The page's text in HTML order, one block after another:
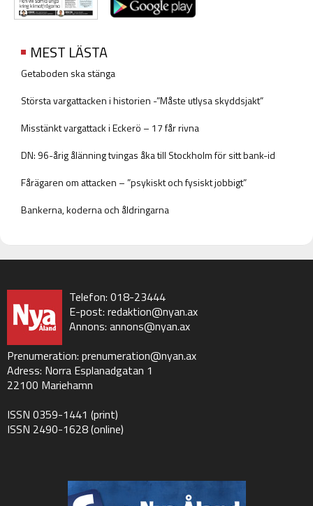
MEST LÄSTA
Getaboden ska stänga
Största vargattacken i historien -”Måste utlysa skyddsjakt”
Misstänkt vargattack i Eckerö – 17 får rivna
DN: 96-årig ålänning tvingas åka till Stockholm för sitt bank-id
Fårägaren om attacken – ”psykiskt och fysiskt jobbigt”
Bankerna, koderna och åldringarna
Telefon: 018-23444
E-post: redaktion@nyan.ax
Annons: annons@nyan.ax
Prenumeration: prenumeration@nyan.ax
Adress: Norra Esplanadgatan 1
22100 Mariehamn
ISSN 0359-1441 (print)
ISSN 2490-1628 (online)